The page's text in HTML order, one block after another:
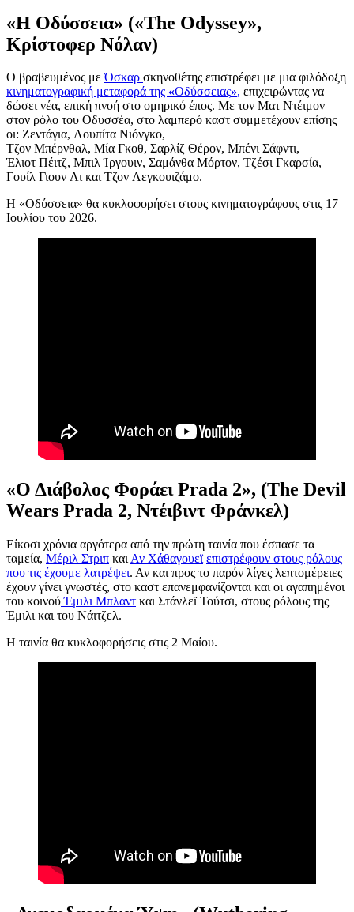
«Η Οδύσσεια» («The Odyssey»,
Κρίστοφερ Νόλαν)
Ο βραβευμένος μεΌσκαρ σκηνοθέτης επιστρέφει με μια φιλόδοξη
κινηματογραφική μεταφορά της «Οδύσσειας», επιχειρώντας να
δώσει νέα, επική πνοή στο ομηρικό έπος. Με τον Ματ Ντέιμον
στον ρόλο του Οδυσσέα, στο λαμπερό καστ συμμετέχουν επίσης
οι: Ζεντάγια, Λουπίτα Νιόνγκο,
Τζον Μπέρνθαλ, Μία Γκοθ, Σαρλίζ Θέρον, Μπένι Σάφντι,
Έλιοτ Πέιτζ, Μπιλ Ίργουιν, Σαμάνθα Μόρτον, Τζέσι Γκαρσία,
Γουίλ Γιουν Λι και Τζον Λεγκουιζάμο.
Η «Οδύσσεια» θα κυκλοφορήσει στους κινηματογράφους στις 17
Ιουλίου του 2026.
«Ο Διάβολος Φοράει Prada 2», (The Devil
Wears Prada 2, Ντέιβιντ Φράνκελ)
Είκοσι χρόνια αργότερα από την πρώτη ταινία που έσπασε τα
ταμεία, Μέριλ Στριπ και Αν Χάθαγουεϊ επιστρέφουν στους ρόλους
που τις έχουμε λατρέψει. Αν και προς το παρόν λίγες λεπτομέρειες
έχουν γίνει γνωστές, στο καστ επανεμφανίζονται και οι αγαπημένοι
του κοινούΈμιλι Μπλαντ και Στάνλεϊ Τούτσι, στους ρόλους της
Έμιλι και του Νάιτζελ.
Η ταινία θα κυκλοφορήσεις στις 2 Μαίου.